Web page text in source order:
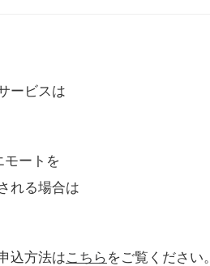
ービスは
モートを
れる場合は
込方法はこちら をご覧ください。